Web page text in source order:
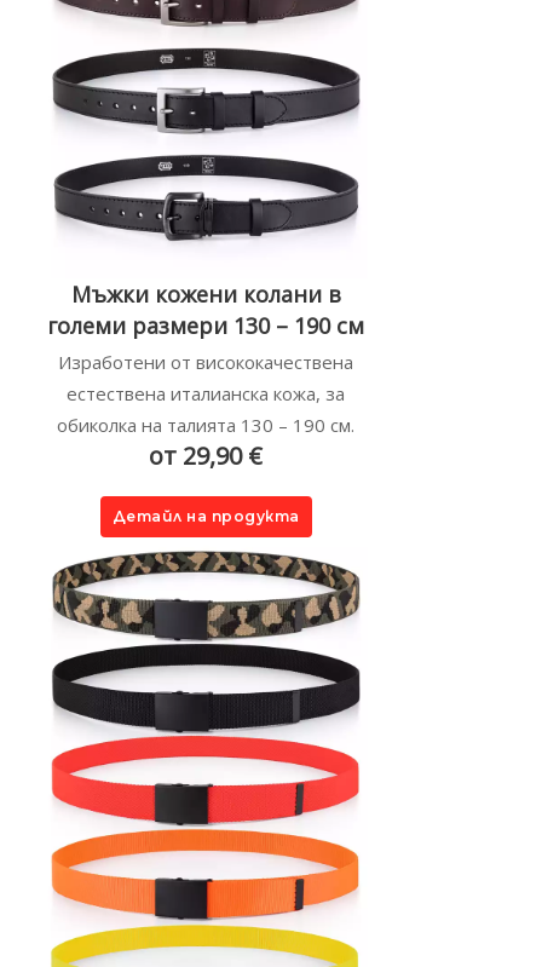
Мъжки кожени колани в
големи размери 130 – 190 см
Изработени от висококачествена
естествена италианска кожа, за
обиколка на талията 130 – 190 см.
от 29,90 €
Детайл на продукта